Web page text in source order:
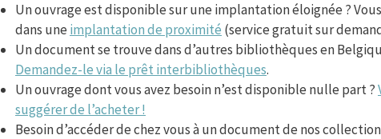
Un ouvrage est disponible sur une implantation éloignée ?
dans une implantation de proximité (service gratuit sur
Un document se trouve dans d’autres bibliothèques en
Demandez-le via le prêt interbibliothèques.
Un ouvrage dont vous avez besoin n’est disponible nulle part ?
suggérer de l’acheter !
Besoin d’accéder de chez vous à un document de nos